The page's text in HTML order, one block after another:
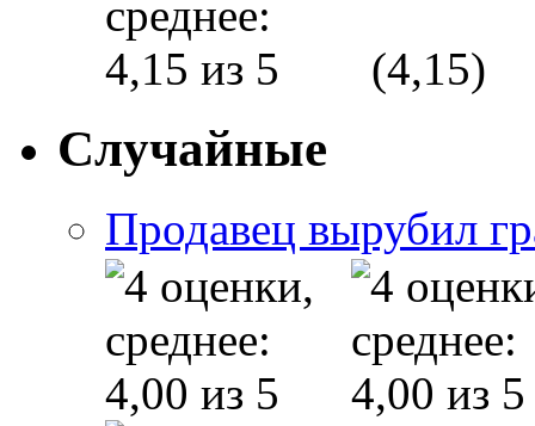
(4,15)
Случайные
Продавец вырубил